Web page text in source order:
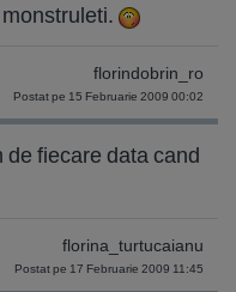
florindobrin_ro
Postat pe 15 Februarie 2009 00:02
fiecare data cand
florina_turtucaianu
Postat pe 17 Februarie 2009 11:45